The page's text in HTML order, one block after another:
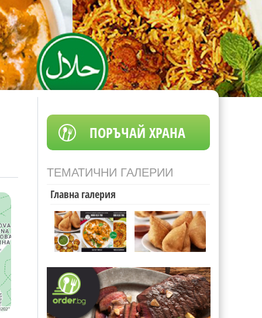
ПОРЪЧАЙ ХРАНА
ТЕМАТИЧНИ ГАЛЕРИИ
Главна галерия